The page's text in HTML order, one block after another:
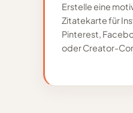
Erstelle eine
Zitatekarte für
Pinterest,
oder Creator-